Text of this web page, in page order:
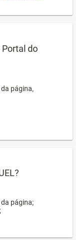
do
página,
página;